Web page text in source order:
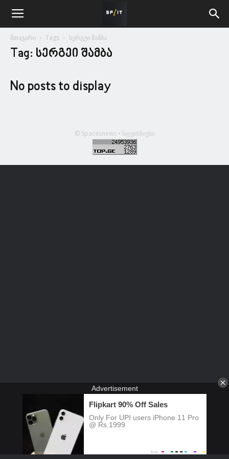
მთავარი Tags სერგეი შამბა
Tag: სერგეი შამბა
No posts to display
© Spacesnews • სფეისნიუსი